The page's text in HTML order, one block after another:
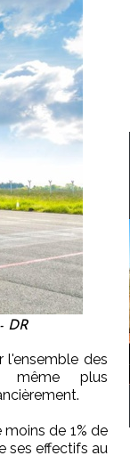
DR
l'ensemble des
même plus
de 1% de
ses effectifs au